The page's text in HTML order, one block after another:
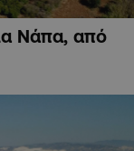
Νάπα, από